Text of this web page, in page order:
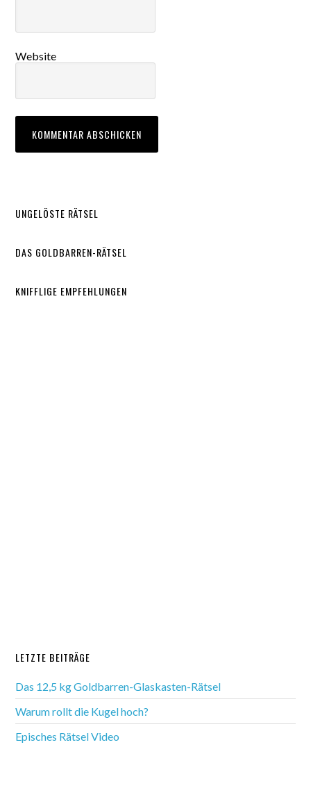
Website
UNGELÖSTE RÄTSEL
DAS GOLDBARREN-RÄTSEL
KNIFFLIGE EMPFEHLUNGEN
LETZTE BEITRÄGE
Das 12,5 kg Goldbarren-Glaskasten-Rätsel
Warum rollt die Kugel hoch?
Episches Rätsel Video